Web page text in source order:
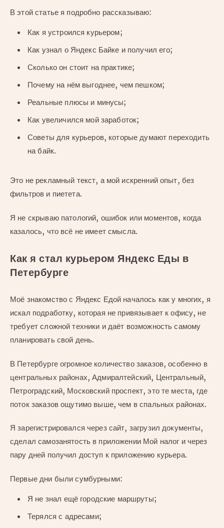
В этой статье я подробно рассказываю:
Как я устроился курьером;
Как узнал о Яндекс Байке и получил его;
Сколько он стоит на практике;
Почему на нём выгоднее, чем пешком;
Реальные плюсы и минусы;
Как увеличился мой заработок;
Советы для курьеров, которые думают переходить
на байк.
Это не рекламный текст, а мой искренний опыт, без
фильтров и пиетета.
Я не скрываю патологий, ошибок или моментов, когда
казалось, что всё не имеет смысла.
Как я стал курьером Яндекс Еды в
Петербурге
Моё знакомство с Яндекс Едой началось как у многих, я
искал подработку, которая не привязывает к офису, не
требует сложной техники и даёт возможность самому
планировать свой день.
В Петербурге огромное количество заказов, особенно в
центральных районах, Адмиралтейский, Центральный,
Петроградский, Московский проспект, это те места, где
поток заказов ощутимо выше, чем в спальных районах.
Я зарегистрировался через сайт, загрузил документы,
сделал самозанятость в приложении Мой налог и через
пару дней получил доступ к приложению курьера.
Первые дни были сумбурными:
Я не знал ещё городские маршруты;
Терялся с адресами;